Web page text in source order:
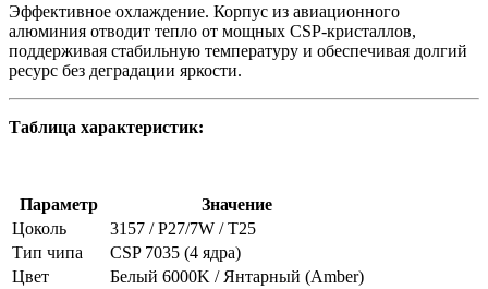
Эффективное охлаждение. Корпус из авиационного
алюминия отводит тепло от мощных CSP-кристаллов,
поддерживая стабильную температуру и обеспечивая долгий
ресурс без деградации яркости.
Таблица характеристик:
Параметр
Значение
Цоколь
3157 / P27/7W / T25
Тип чипа
CSP 7035 (4 ядра)
Цвет
Белый 6000K / Янтарный (Amber)